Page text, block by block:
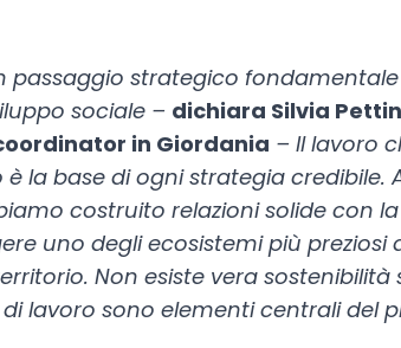
passaggio strategico
sociale – dichiara Silvia
in Giordania – Il lavoro
la base di ogni strategia
costruito relazioni solide con
uno degli ecosistemi più preziosi
Non esiste vera sostenibilità
lavoro sono elementi centrali del